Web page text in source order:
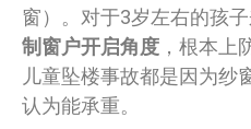
窗）。对于3岁左右的孩子
制窗户开启角度 ，根本上
儿童坠楼事故都是因为纱
认为能承重。